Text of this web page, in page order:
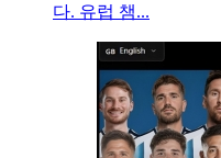
다. 유럽 챔...